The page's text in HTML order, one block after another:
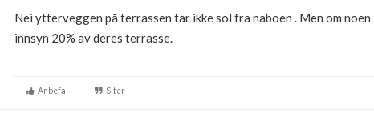
Nei ytterveggen på terrassen tar ikke sol fra naboen . Men om
innsyn 20% av deres terrasse.
Anbefal Siter